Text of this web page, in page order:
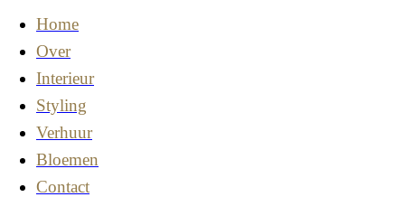
Home
Over
Interieur
Styling
Verhuur
Bloemen
Contact